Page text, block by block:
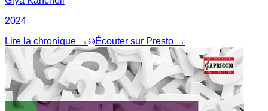
2024
Lire la chronique →
Écouter sur Presto →